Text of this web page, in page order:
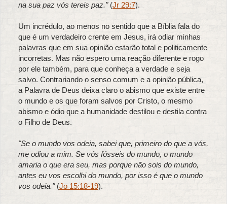
na sua paz vós tereis paz." (Jr 29:7).
Um incrédulo, ao menos no sentido que a Bíblia fala do
que é um verdadeiro crente em Jesus, irá odiar minhas
palavras que em sua opinião estarão total e politicamente
incorretas. Mas não espero uma reação diferente e rogo
por ele também, para que conheça a verdade e seja
salvo. Contrariando o senso comum e a opinião pública,
a Palavra de Deus deixa claro o abismo que existe entre
o mundo e os que foram salvos por Cristo, o mesmo
abismo e ódio que a humanidade destilou e destila contra
o Filho de Deus.
"Se o mundo vos odeia, sabei que, primeiro do que a vós,
me odiou a mim. Se vós fósseis do mundo, o mundo
amaria o que era seu, mas porque não sois do mundo,
antes eu vos escolhi do mundo, por isso é que o mundo
vos odeia."(Jo 15:18-19).